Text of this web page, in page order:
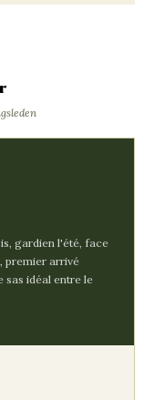
gardien l'été, face
premier arrivé
sas idéal entre le